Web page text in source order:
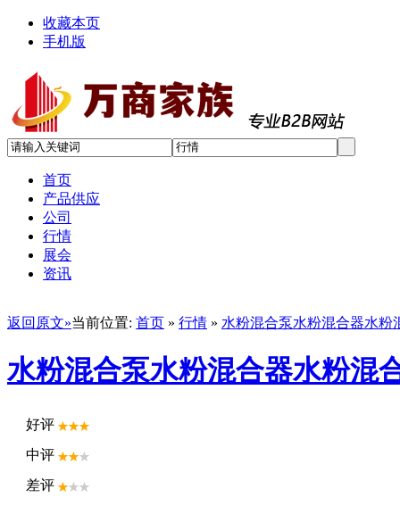
收藏本页
手机版
首页
产品供应
公司
行情
展会
资讯
返回原文»当前位置: 首页 » 行情 » 水粉混合泵水粉混合器水粉
水粉混合泵水粉混合器水粉混
好评
中评
差评